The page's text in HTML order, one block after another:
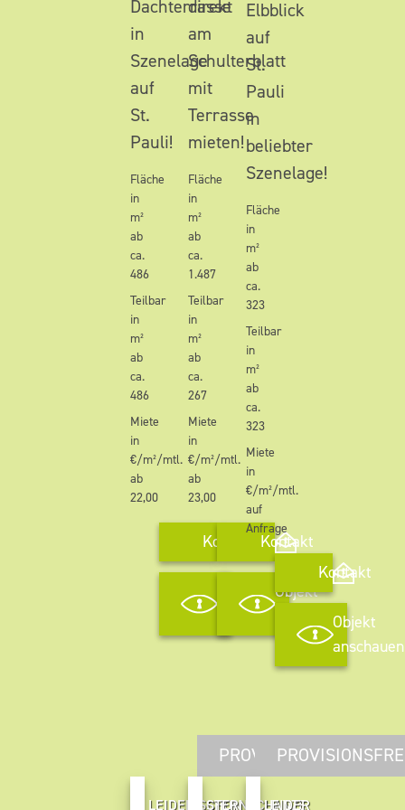
Dachterrasse
in
Szenelage
auf
St.
Pauli!
Fläche
in
m²
ab
ca.
486
Teilbar
in
m²
ab
ca.
486
Miete
in
€/m²/mtl.
ab
22,00
Kontakt
Objekt
anschauen
direkt
am
Schulterblatt
mit
Terrasse
mieten!
Fläche
in
m²
ab
ca.
1.487
Teilbar
in
m²
ab
ca.
267
Miete
in
€/m²/mtl.
ab
23,00
Kontakt
Objekt
anschauen
Elbblick
auf
St.
Pauli
in
beliebter
Szenelage!
Fläche
in
m²
ab
ca.
323
Teilbar
in
m²
ab
ca.
323
Miete
in
€/m²/mtl.
auf
Anfrage
Kontakt
Objekt
anschauen
LEIDER SCHON
PROVISIONSFREI
STERNSCHANZE
LEIDER